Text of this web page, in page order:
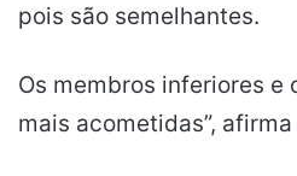
pois são semelhantes.
Os membros inferiores e
mais acometidas”,